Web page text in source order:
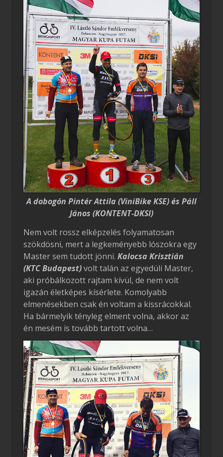
A dobogón Pintér Attila (ViniBike KSE) és Páll
János (KONTENT-DKSI)
Nem volt rossz elképzelés folyamatosan
szökdösni, mert a legkeményebb lószokra egy
Master sem tudott jönni. Kalocsa Krisztián
(KTC Budapest)volt talán az egyedüli Master,
aki próbálkozott rajtam kívül, de nem volt
igazán életképes kísérlete. Komolyabb
elmenésekben csak én voltam a kissrácokkal.
Ha bármelyik tényleg elment volna, akkor az
én mesém is tovább tartott volna…